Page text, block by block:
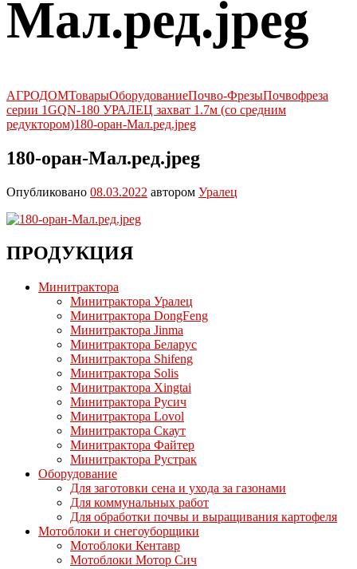
Мал.ред.jpeg
АГРОДОМТоварыОборудованиеПочво-ФрезыПочвофреза
серии 1GQN-180 УРАЛЕЦ захват 1.7м (со средним
редуктором)180-оран-Мал.ред.jpeg
180-оран-Мал.ред.jpeg
Опубликовано 08.03.2022 автором Уралец
ПРОДУКЦИЯ
Минитрактора
Минитрактора Уралец
Минитрактора DongFeng
Минитрактора Jinma
Минитрактора Беларус
Минитрактора Shifeng
Минитрактора Solis
Минитрактора Xingtai
Минитрактора Русич
Минитрактора Lovol
Минитрактора Скаут
Минитрактора Файтер
Минитрактора Рустрак
Оборудование
Для заготовки сена и ухода за газонами
Для коммунальных работ
Для обработки почвы и выращивания картофеля
Мотоблоки и снегоуборщики
Мотоблоки Кентавр
Мотоблоки Мотор Сич